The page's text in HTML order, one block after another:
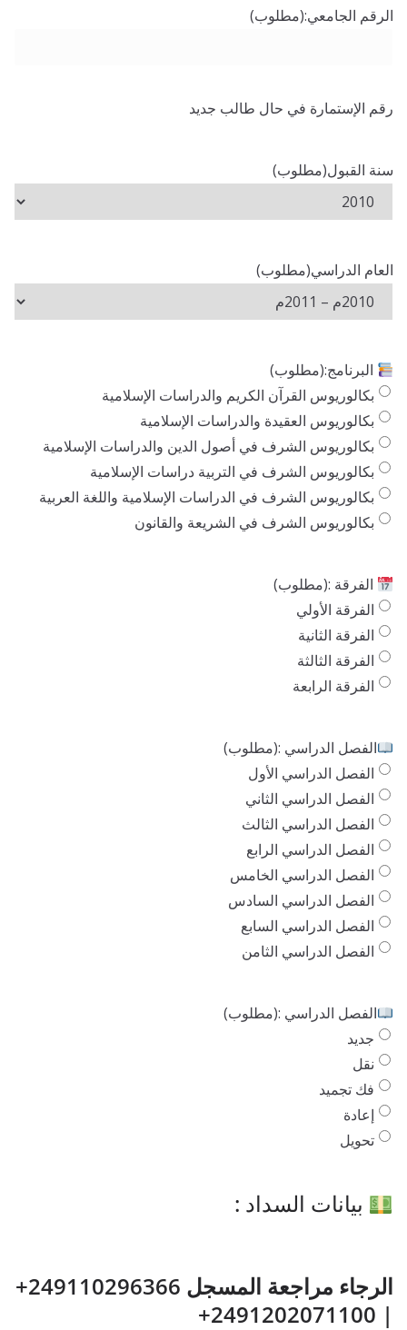
الرقم الجامعي:(مطلوب)
رقم الإستمارة في حال طالب جديد
سنة القبول(مطلوب)
العام الدراسي(مطلوب)
البرنامج:(مطلوب)
بكالوريوس القرآن الكريم والدراسات الإسلامية
بكالوريوس العقيدة والدراسات الإسلامية
بكالوريوس الشرف في أصول الدين والدراسات الإسلامية
بكالوريوس الشرف في التربية دراسات الإسلامية
بكالوريوس الشرف في الدراسات الإسلامية واللغة العربية
بكالوريوس الشرف في الشريعة والقانون
الفرقة :(مطلوب)
الفرقة الأولي
الفرقة الثانية
الفرقة الثالثة
الفرقة الرابعة
الفصل الدراسي :(مطلوب)
الفصل الدراسي الأول
الفصل الدراسي الثاني
الفصل الدراسي الثالث
الفصل الدراسي الرابع
الفصل الدراسي الخامس
الفصل الدراسي السادس
الفصل الدراسي السابع
الفصل الدراسي الثامن
الفصل الدراسي :(مطلوب)
جديد
نقل
فك تجميد
إعادة
تحويل
بيانات السداد :
الرجاء مراجعة المسجل 249110296366+
| 2491202071100+